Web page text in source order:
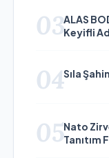
03ALAS
Keyifli
04Sıla
05Nato
Tanıtım